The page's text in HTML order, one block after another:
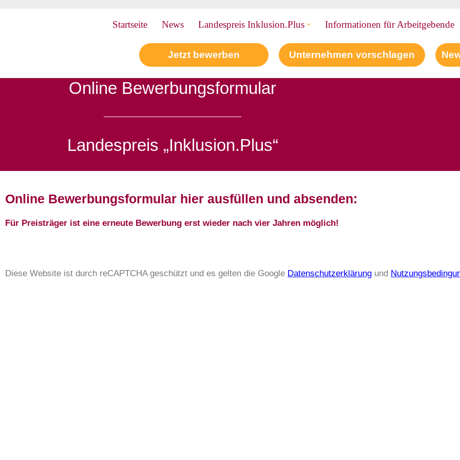
Startseite News Landespreis Inklusion.Plus Informationen für Arbeitgebende
Jetzt bewerben Unternehmen vorschlagen
Online Bewerbungsformular
Landespreis „Inklusion.Plus“
Online Bewerbungsformular hier ausfüllen und absenden:
Für Preisträger ist eine erneute Bewerbung erst wieder nach vier Jahren möglich!
Diese Website ist durch reCAPTCHA geschützt und es gelten die Google Datenschutzerklärung und